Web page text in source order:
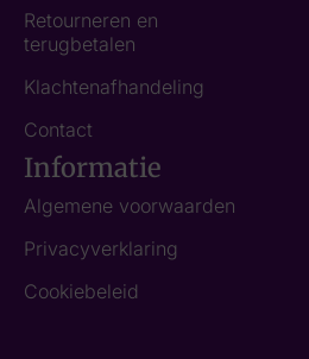
Retourneren en
terugbetalen
Klachtenafhandeling
Contact
Informatie
Algemene voorwaarden
Privacyverklaring
Cookiebeleid